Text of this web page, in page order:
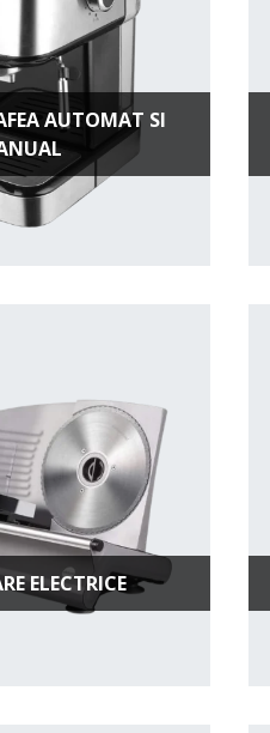
AUTOMAT SI
ELECTRICE